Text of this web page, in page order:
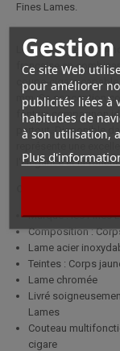
Ce site Web
pour améliorer
publicités liées à
habitudes de
à son utilisation,
Plus
Fines Lames.
Le modèle Le Petit
française en
coupe-cigare
mm. Sa conception
font un compagnon
partout. Disponible
l'élégance et la
Marque : les Fines
Composition :
Lame acier
Teintes : Corps
Lame chromée
Livré
Lames
Couteau
cigare